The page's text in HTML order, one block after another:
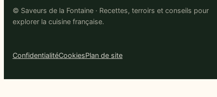
© Saveurs de la Fontaine · Recettes, terroirs et conseils pour
explorer la cuisine française.
ConfidentialitéCookiesPlan de site